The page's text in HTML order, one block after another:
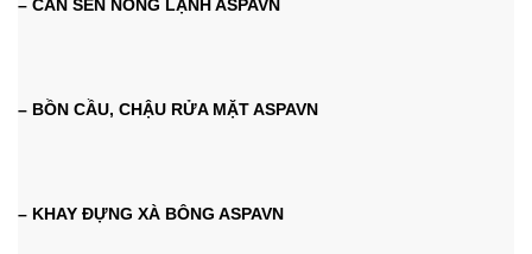
– CẦN SEN NÓNG LẠNH ASPAVN
– BỒN CẦU, CHẬU RỬA MẶT ASPAVN
– KHAY ĐỰNG XÀ BÔNG ASPAVN